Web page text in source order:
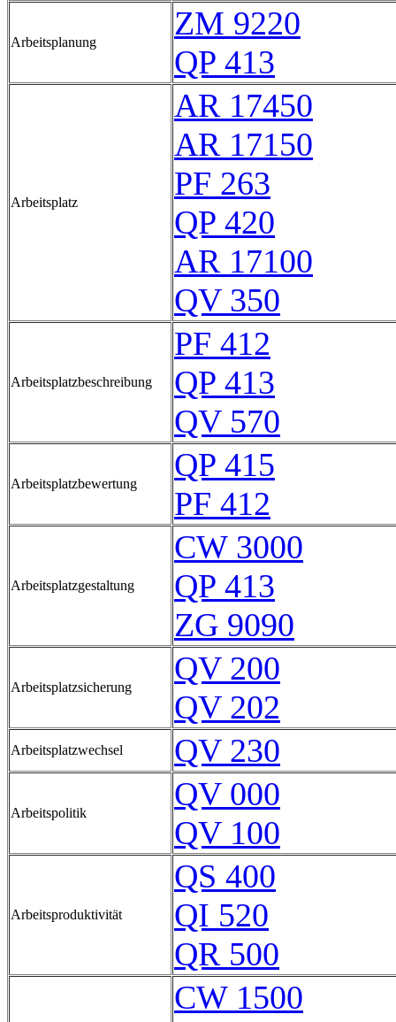
Arbeitsplanung
ZM 9220
QP 413
Arbeitsplatz
AR 17450
AR 17150
PF 263
QP 420
AR 17100
QV 350
Arbeitsplatzbeschreibung
PF 412
QP 413
QV 570
Arbeitsplatzbewertung
QP 415
PF 412
Arbeitsplatzgestaltung
CW 3000
QP 413
ZG 9090
Arbeitsplatzsicherung
QV 200
QV 202
Arbeitsplatzwechsel QV 230
Arbeitspolitik
QV 000
QV 100
Arbeitsproduktivität
QS 400
QI 520
QR 500
CW 1500